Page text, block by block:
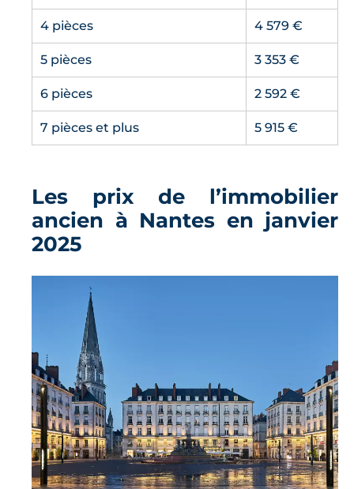
4 pièces 4 579 €
5 pièces 3 353 €
6 pièces 2 592 €
7 pièces et plus 5 915 €
Les prix de l’immobilier
ancien à Nantes en janvier
2025